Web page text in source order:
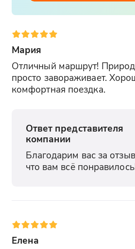
Мария
Отличный маршрут!
просто завораживает.
комфортная поездка.
Ответ представителя
компании
Благодарим вас за
что вам всё
Елена